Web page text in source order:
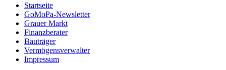
Startseite
GoMoPa-Newsletter
Grauer Markt
Finanzberater
Bauträger
Vermögensverwalter
Impressum